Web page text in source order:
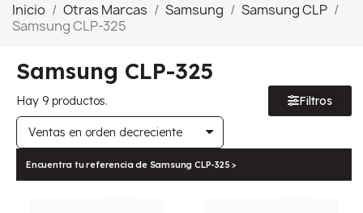
Inicio Otras Marcas Samsung
Samsung CLP
Samsung CLP-325
Samsung CLP-325
Hay 9 productos. Filtros
Encuentra tu referencia de Samsung CLP-325 >